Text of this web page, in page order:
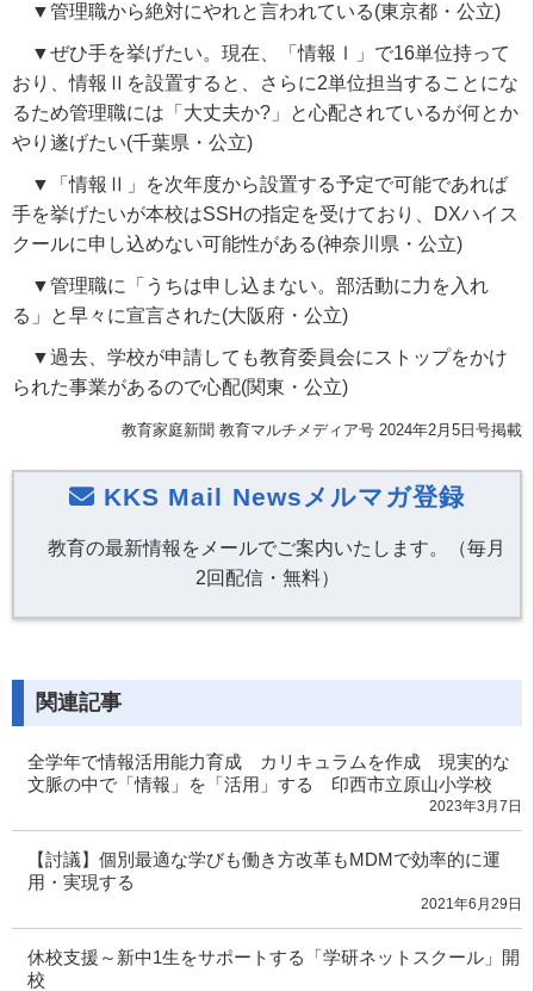
▼管理職から絶対にやれと言われている(東京都・公立)
▼ぜひ手を挙げたい。現在、「情報Ⅰ」で16単位持って
おり、情報 Ⅱ を設置すると、さらに2単位担当することにな
るため管理職には「大丈夫か? 」と心配されているが何とか
やり遂げたい(千葉県・公立)
▼「情報Ⅱ」を次年度から設置する予定で可能であれば
手を挙げたいが本校はSSHの指定を受けており、 DXハイス
クールに申し込めない可能性がある(神奈川県・公立)
▼管理職に「うちは申し込まない。部活動に力を入れ
る」と早々に宣言された(大阪府・公立)
▼過去、学校が申請しても教育委員会にストップをかけ
られた事業があるので心配(関東・公立)
教育家庭新聞 教育マルチメディア号 2024年2月5日号掲載
KKS Mail Newsメルマガ登録
教育の最新情報をメールでご案内いたします。（毎月
2回配信・無料）
関連記事
全学年で情報活用能力育成 カリキュラムを作成 現実的な
文脈の中で「情報」を「活用」する 印西市立原山小学校
2023年3月7日
【討議】個別最適な学びも働き方改革もMDMで効率的に運
用・実現する
2021年6月29日
休校支援～新中1生をサポートする「学研ネットスクール」開
校